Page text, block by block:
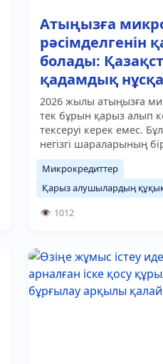
Атыңызға
рәсімделгенін
болады:
қадамдық
2026 жылы атыңызға
тек бұрын қарыз алып
тексеруі керек емес.
негізгі шараларының
Микрокредиттер
Қарыз алушылардың
1012